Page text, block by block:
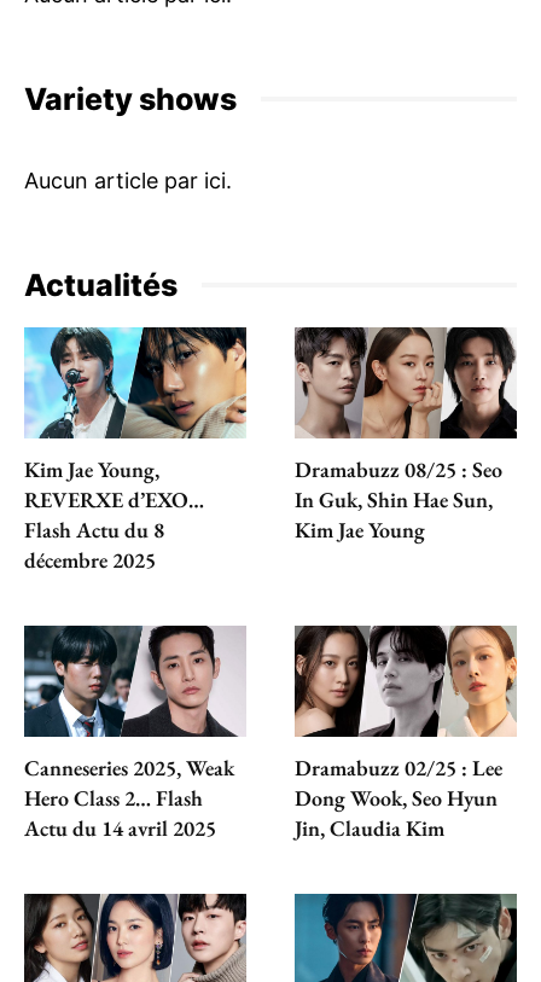
Variety shows
Actualités
Kim Jae Young,
REVERXE d’EXO…
Flash Actu du 8
décembre 2025
Dramabuzz 08/25 : Seo
In Guk, Shin Hae Sun,
Kim Jae Young
Canneseries 2025, Weak
Hero Class 2… Flash
Actu du 14 avril 2025
Dramabuzz 02/25 : Lee
Dong Wook, Seo Hyun
Jin, Claudia Kim